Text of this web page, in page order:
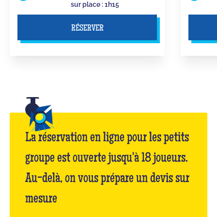
sur place : 1h15
RÉSERVER
La réservation en ligne pour les petits
groupe est ouverte jusqu'à 18 joueurs.
Au-delà, on vous prépare un devis sur
mesure